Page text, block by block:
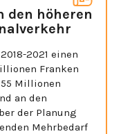
den höheren
2021 einen
Franken
Millionen
an den
der Planung
Mehrbedarf